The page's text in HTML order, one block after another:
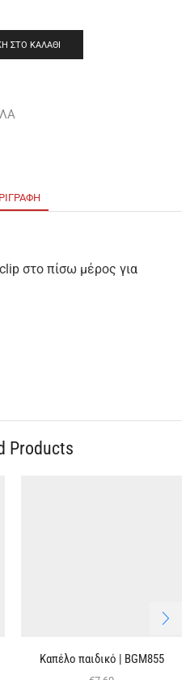
ΣΤΟ ΚΑΛΆΘΙ
στο πίσω μέρος για
Products
Καπέλο παιδικό | BGM855